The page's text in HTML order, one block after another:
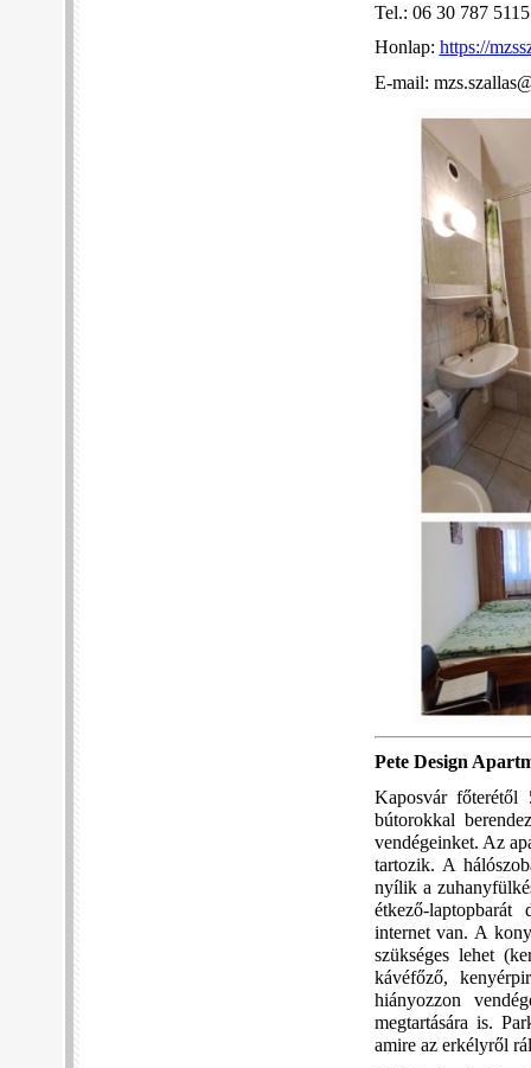
Tel.: 06 30 787 5115
Honlap: https://
E-mail:
Pete Design
Kaposvár
bútorokkal
vendégeinket. Az
tartozik. A
nyílik a
étkező-laptopbarát
internet van. A
szükséges lehet
kávéfőző,
hiányozzon
megtartására is.
amire az erkélyről